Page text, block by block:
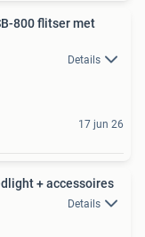
800 flitser met
Details
17 jun 26
+ accessoires
Details